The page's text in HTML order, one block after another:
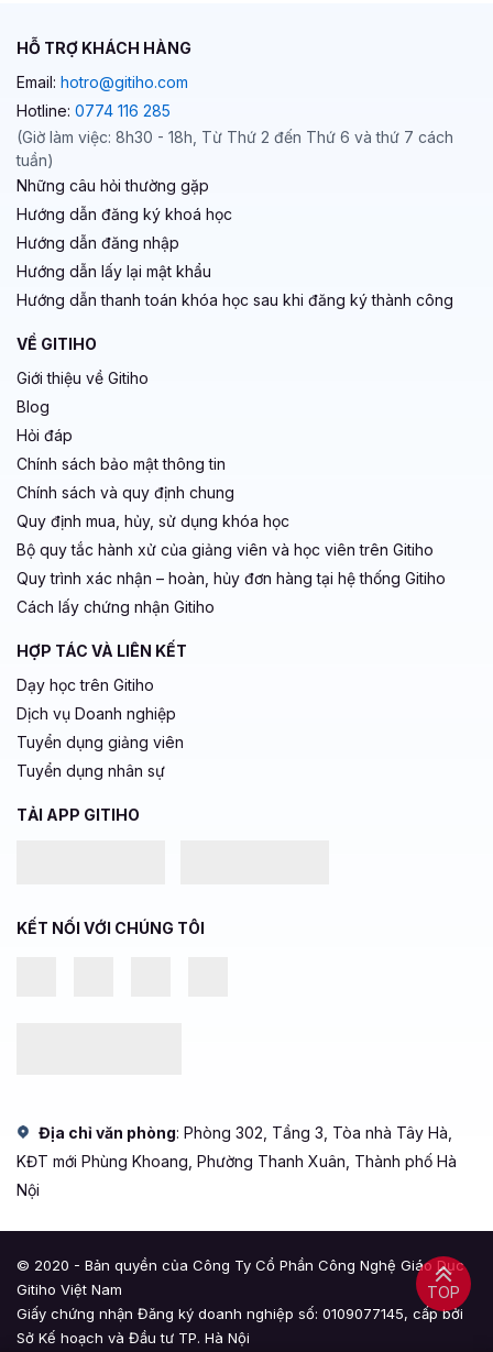
TOP
HỖ TRỢ KHÁCH HÀNG
Email: hotro@gitiho.com
Hotline: 0774 116 285
(Giờ làm việc: 8h30 - 18h, Từ Thứ 2 đến Thứ 6 và thứ 7 cách
tuần)
Những câu hỏi thường gặp
Hướng dẫn đăng ký khoá học
Hướng dẫn đăng nhập
Hướng dẫn lấy lại mật khẩu
Hướng dẫn thanh toán khóa học sau khi đăng ký thành công
VỀ GITIHO
Giới thiệu về Gitiho
Blog
Hỏi đáp
Chính sách bảo mật thông tin
Chính sách và quy định chung
Quy định mua, hủy, sử dụng khóa học
Bộ quy tắc hành xử của giảng viên và học viên trên Gitiho
Quy trình xác nhận – hoàn, hủy đơn hàng tại hệ thống Gitiho
Cách lấy chứng nhận Gitiho
HỢP TÁC VÀ LIÊN KẾT
Dạy học trên Gitiho
Dịch vụ Doanh nghiệp
Tuyển dụng giảng viên
Tuyển dụng nhân sự
TẢI APP GITIHO
KẾT NỐI VỚI CHÚNG TÔI
Địa chỉ văn phòng: Phòng 302, Tầng 3, Tòa nhà Tây Hà,
KĐT mới Phùng Khoang, Phường Thanh Xuân, Thành phố Hà
Nội
© 2020 - Bản quyền của Công Ty Cổ Phần Công Nghệ Giáo Dục
Gitiho Việt Nam
Giấy chứng nhận Đăng ký doanh nghiệp số: 0109077145, cấp bởi
Sở Kế hoạch và Đầu tư TP. Hà Nội